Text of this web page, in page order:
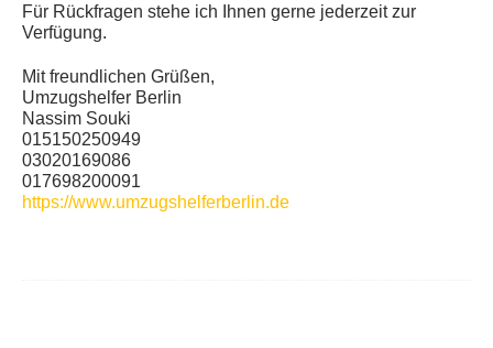
Für Rückfragen stehe ich Ihnen gerne jederzeit zur
Verfügung.
Mit freundlichen Grüßen,
Umzugshelfer Berlin
Nassim Souki
015150250949
03020169086
017698200091
https://www.umzugshelferberlin.de